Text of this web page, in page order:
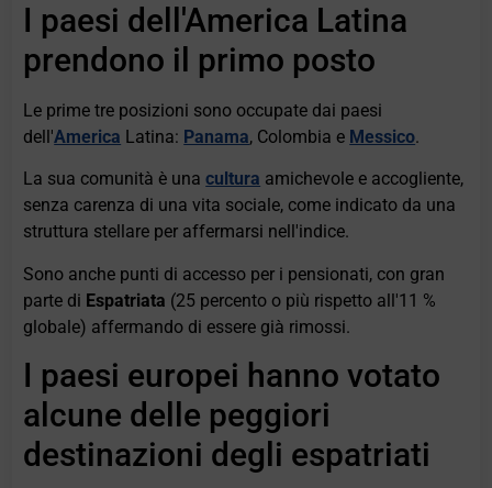
I paesi dell'America Latina
prendono il primo posto
Le prime tre posizioni sono occupate dai paesi
dell'America Latina: Panama, Colombia e Messico.
La sua comunità è unacultura amichevole e accogliente,
senza carenza di una vita sociale, come indicato da una
struttura stellare per affermarsi nell'indice.
Sono anche punti di accesso per i pensionati, con gran
parte di Espatriata (25 percento o più rispetto all'11 %
globale) affermando di essere già rimossi.
I paesi europei hanno votato
alcune delle peggiori
destinazioni degli espatriati